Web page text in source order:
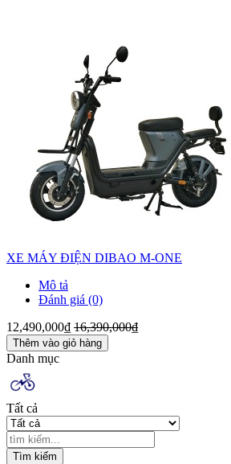
XE MÁY ĐIỆN DIBAO M-ONE
Mô tả
Đánh giá (0)
12,490,000₫ 16,390,000₫
Thêm vào giỏ hàng
Danh mục
Tất cả
Tìm kiếm